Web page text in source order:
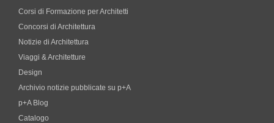
Corsi di Formazione per Architetti
Concorsi di Architettura
Notizie di Architettura
Viaggi & Architetture
Design
Archivio notizie pubblicate su p+A
p+A Blog
Catalogo